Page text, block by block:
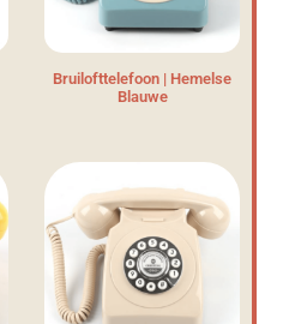
Bruilofttelefoon | Hemelse
Blauwe